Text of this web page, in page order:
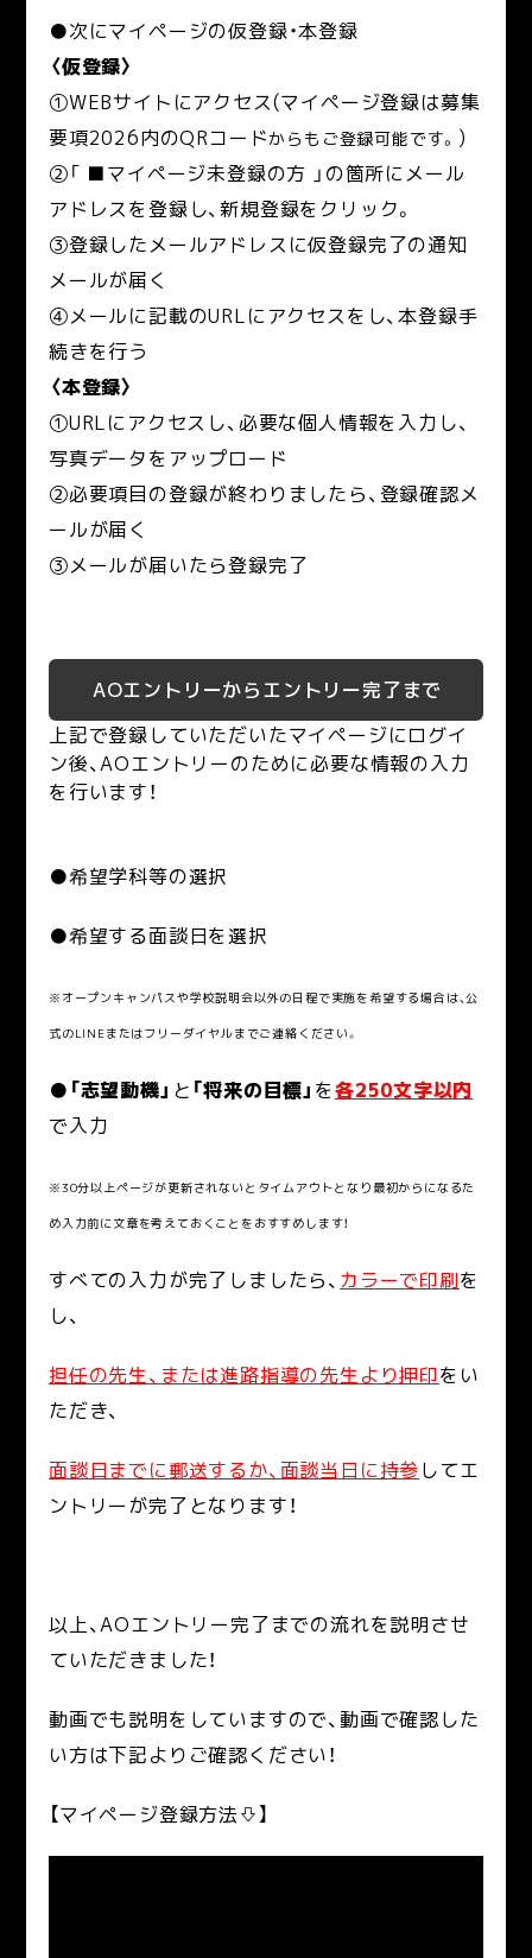
●次にマイページの仮登録・本登録
〈仮登録〉
①WEBサイトにアクセス(マイページ登録は募集
要項2026内のQRコードからもご登録可能です。 )
②「 ■マイページ未登録の方 」の箇所にメール
アドレスを登録し、新規登録をクリック。
③登録したメールアドレスに仮登録完了の通知
メールが届く
④メールに記載のURLにアクセスをし、本登録手
続きを行う
〈本登録〉
①URLにアクセスし、必要な個人情報を入力し、
写真データをアップロード
②必要項目の登録が終わりましたら、登録確認メ
ールが届く
③メールが届いたら登録完了
AOエントリーからエントリー完了まで
上記で登録していただいたマイページにログイ
ン後、AOエントリーのために必要な情報の入力
を行います！
●希望学科等の選択
●希望する面談日を選択
※オープンキャンパスや学校説明会以外の日程で実施を希望する場合は、公
式のLINEまたはフリーダイヤルまでご連絡ください。
● 「志望動機」 と 「将来の目標」 を各250文字以内
で入力
※30分以上ページが更新されないとタイムアウトとなり最初からになるた
め入力前に文章を考えておくことをおすすめします！
すべての入力が完了しましたら、 カラーで印刷を
し、
担任の先生、または進路指導の先生より押印をい
ただき、
面談日までに郵送するか、面談当日に持参してエ
ントリーが完了となります！
以上、AOエントリー完了までの流れを説明させ
ていただきました！
動画でも説明をしていますので、動画で確認した
い方は下記よりご確認ください！
【マイページ登録方法⇩】